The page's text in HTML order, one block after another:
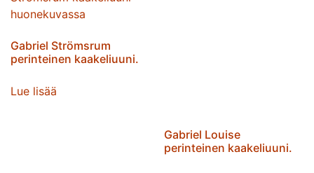
Gabriel Strömsrum
perinteinen kaakeliuuni.
Lue lisää
Gabriel Louise
perinteinen kaakeliuuni.